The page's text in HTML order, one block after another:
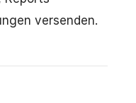
versenden.